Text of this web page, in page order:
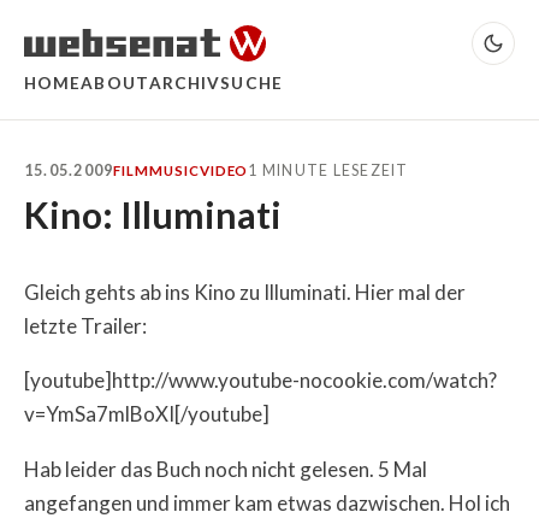
HOMEABOUTARCHIVSUCHE
15.05.2009FILMMUSICVIDEO 1 MINUTE LESEZEIT
Kino: Illuminati
Gleich gehts ab ins Kino zu Illuminati. Hier mal der
letzte Trailer:
[youtube]http://www.youtube-nocookie.com/watch?
v=YmSa7mlBoXI[/youtube]
Hab leider das Buch noch nicht gelesen. 5 Mal
angefangen und immer kam etwas dazwischen. Hol ich